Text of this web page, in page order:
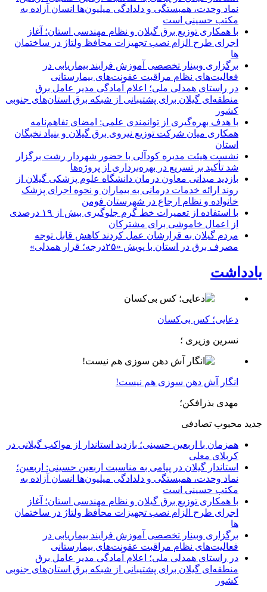
نماد وحدت، همبستگی و دلدادگی میلیون‌ها انسان آزاده به
مکتب حسینی است
با همکاری توزیع برق گیلان و نظام مهندسی استان؛ آغاز
اجرای طرح الزام نصب تجهیزات محافظ ولتاژ در ساختمان
ها
برگزاری وبینار تخصصی آموزش فرایند بیماریابی در
فعالیت‌های نظام مراقبت عفونت‌های بیمارستانی
در راستای همدلی ملی؛ اعلام آمادگی مدیر عامل برق
منطقه‌ای گیلان برای پشتیبانی از شبكه برق استان‌های جنوبی
كشور
با هدف بهره‌گیری از توانمندی علمی: امضای تفاهم‌نامه
همكاری میان شركت توزیع نیروی برق گیلان و بنیاد نخبگان
استان
نشست هیئت مدیره کودآلی با حضور شهردار رشت برگزار
شد تأکید بر تسریع در بهره‌برداری از پروژه‌ها
بازدید میدانی معاون درمان دانشگاه علوم پزشکی گیلان از
روند ارائه خدمات درمانی به بیماران و نحوه اجرای پزشک
خانواده و نظام ارجاع در شهرستان فومن
با استفاده از تعمیرات خط گرم جلوگیری بیش از ۱۹ درصدی
از اعمال خاموشی برای مشتركان
مردم گیلان به قرارشان عمل کردند كاهش قابل توجه
مصرف برق در استان با پویش «۲۵درجه؛ قرار همدلی»
یادداشت
دعایی؛ کس بی‌کسان
نسرین وزیری ؛
انگار آش دهن سوزی هم نیست!
مهدی بذرافکن؛
جدید محبوب تصادفی
همزمان با اربعین حسینی؛ بازدید استاندار از مواکب گیلانی در
کربلای معلی
استاندار گیلان در پیامی به مناسبت اربعین حسینی: اربعین؛
نماد وحدت، همبستگی و دلدادگی میلیون‌ها انسان آزاده به
مکتب حسینی است
با همکاری توزیع برق گیلان و نظام مهندسی استان؛ آغاز
اجرای طرح الزام نصب تجهیزات محافظ ولتاژ در ساختمان
ها
برگزاری وبینار تخصصی آموزش فرایند بیماریابی در
فعالیت‌های نظام مراقبت عفونت‌های بیمارستانی
در راستای همدلی ملی؛ اعلام آمادگی مدیر عامل برق
منطقه‌ای گیلان برای پشتیبانی از شبكه برق استان‌های جنوبی
كشور